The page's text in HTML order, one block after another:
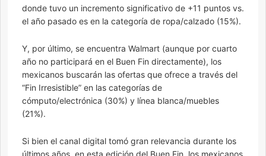
donde tuvo un incremento significativo de +11 puntos vs.
el año pasado es en la categoría de ropa/calzado (15%).
Y, por último, se encuentra Walmart (aunque por cuarto
año no participará en el Buen Fin directamente), los
mexicanos buscarán las ofertas que ofrece a través del
“Fin Irresistible” en las categorías de
cómputo/electrónica (30%) y línea blanca/muebles
(21%).
Si bien el canal digital tomó gran relevancia durante los